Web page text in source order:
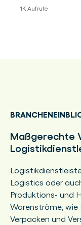
1K Aufrufe
Maßgerechte
Logistics oder
Produktions- und
Warenströme, wie
Verpacken und